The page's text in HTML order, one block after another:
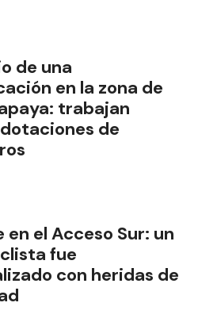
de una
en la zona de
trabajan
de
en el Acceso Sur: un
fue
con heridas de